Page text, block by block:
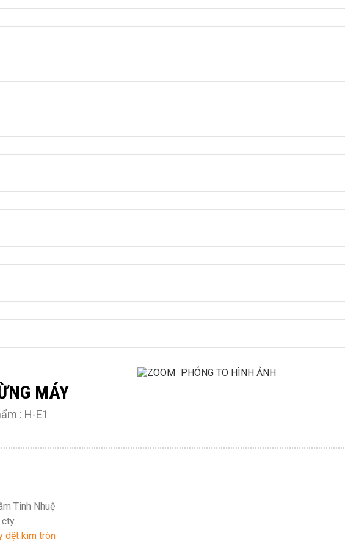
PHÓNG TO HÌNH ẢNH
MÁY
: H-E1
Tinh Nhuệ
cty
dệt kim tròn